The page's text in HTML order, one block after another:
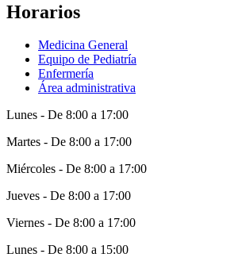
Horarios
Medicina General
Equipo de Pediatría
Enfermería
Área administrativa
Lunes - De 8:00 a 17:00
Martes - De 8:00 a 17:00
Miércoles - De 8:00 a 17:00
Jueves - De 8:00 a 17:00
Viernes - De 8:00 a 17:00
Lunes - De 8:00 a 15:00